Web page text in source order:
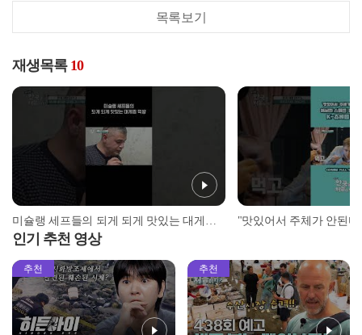
목록보기
재생목록 10
미슐랭 세프들의 되게 되게 맛있는 대게찜 먹방? l K-츄베릅 모음 l #어서와한국은처음이지 l #MBCevery1 l #shorts l #대게먹방
인기 추천 영상
추천 추천